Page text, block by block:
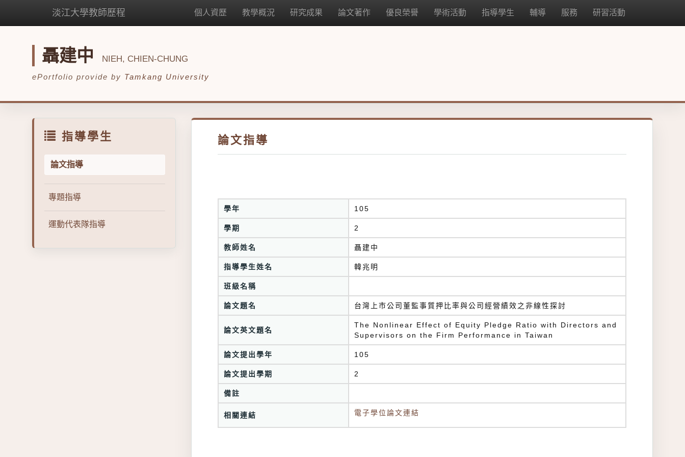
淡江大學教師歷程 個人資歷 教學概況 研究成果 論文著作 優良榮譽 學術活動 指導學生 輔導 服務 研習活動
聶建中 NIEH, CHIEN-CHUNG
ePortfolio provide by Tamkang University
指導學生
論文指導
專題指導
運動代表隊指導
論文指導
學年 105
學期 2
教師姓名 聶建中
指導學生姓名 韓兆明
班級名稱
論文題名 台灣上市公司董監事質押比率與公司經營績效之非線性探討
論文英文題名
The Nonlinear Effect of Equity Pledge Ratio with Directors and
Supervisors on the Firm Performance in Taiwan
論文提出學年 105
論文提出學期 2
備註
相關連結 電子學位論文連結